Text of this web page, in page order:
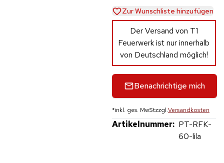
Zur Wunschliste hinzufügen
Der Versand von T1
Feuerwerk ist nur innerhalb
von Deutschland möglich!
Benachrichtige mich
*inkl. ges. MwStzzgl.Versandkosten
Artikelnummer: PT-RFK-
60-lila